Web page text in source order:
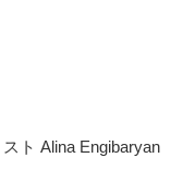
ト Alina Engibaryan